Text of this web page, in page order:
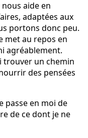
aide en
adaptées aux
portons donc peu.
met au repos en
agréablement.
trouver un chemin
des pensées
passe en moi de
de ce dont je ne